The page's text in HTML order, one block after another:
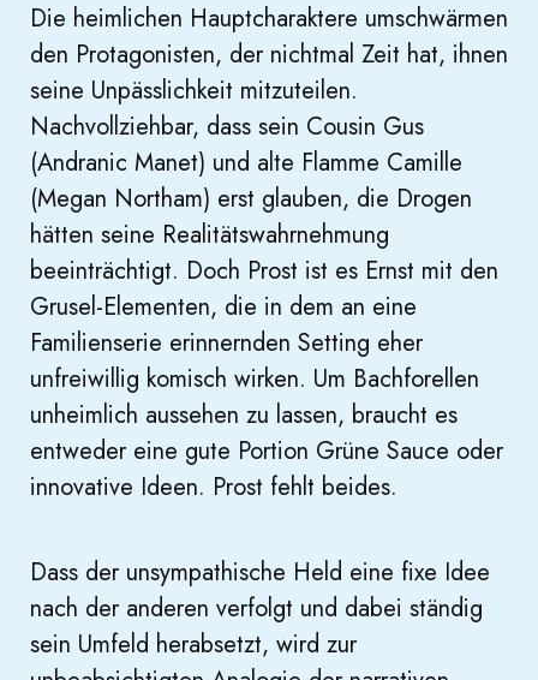
Die heimlichen Hauptcharaktere umschwärmen
den Protagonisten, der nichtmal Zeit hat, ihnen
seine Unpässlichkeit mitzuteilen.
Nachvollziehbar, dass sein Cousin Gus
(Andranic Manet) und alte Flamme Camille
(Megan Northam) erst glauben, die Drogen
hätten seine Realitätswahrnehmung
beeinträchtigt. Doch Prost ist es Ernst mit den
Grusel-Elementen, die in dem an eine
Familienserie erinnernden Setting eher
unfreiwillig komisch wirken. Um Bachforellen
unheimlich aussehen zu lassen, braucht es
entweder eine gute Portion Grüne Sauce oder
innovative Ideen. Prost fehlt beides.
Dass der unsympathische Held eine fixe Idee
nach der anderen verfolgt und dabei ständig
sein Umfeld herabsetzt, wird zur